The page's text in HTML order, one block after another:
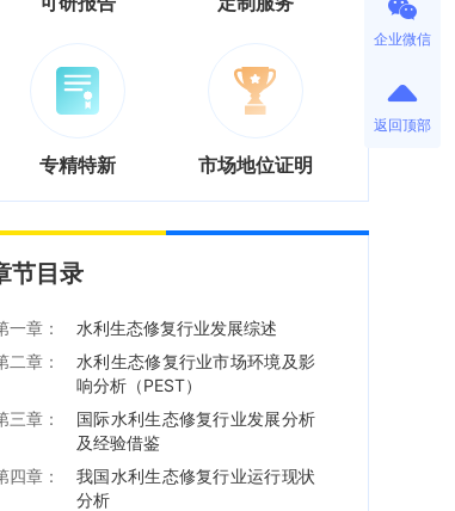
专精特新 市场地位证明
节目录
一章：
水利生态修复行业发展综述
二章：
水利生态修复行业市场环境及影
响分析（PEST）
三章：
国际水利生态修复行业发展分析
及经验借鉴
四章：
我国水利生态修复行业运行现状
分析
企业微信
返回顶部